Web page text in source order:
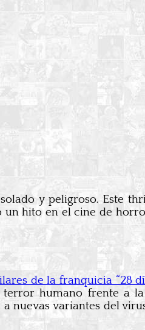
y peligroso. Este
hito en el cine de
de la franquicia “28
humano frente a la
nuevas variantes del